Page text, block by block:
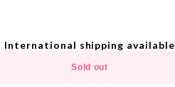
International shipping available
Sold out